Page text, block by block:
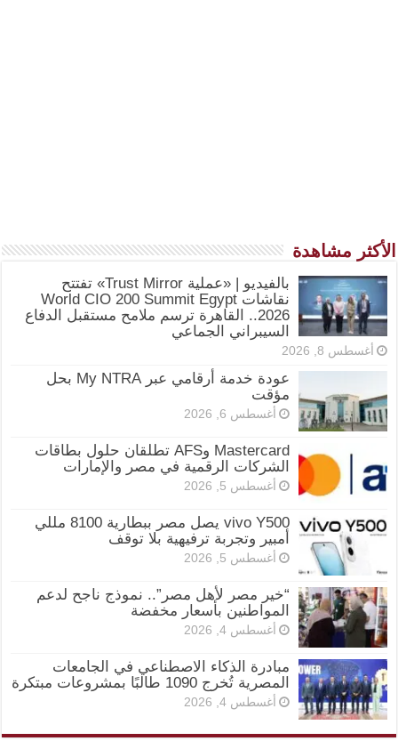
الأكثر مشاهدة
بالفيديو | «عملية Trust Mirror» تفتتح
نقاشات World CIO 200 Summit Egypt
2026.. القاهرة ترسم ملامح مستقبل الدفاع
السيبراني الجماعي
أغسطس 8, 2026
عودة خدمة أرقامي عبر My NTRA بحل
مؤقت
أغسطس 6, 2026
Mastercard وAFS تطلقان حلول بطاقات
الشركات الرقمية في مصر والإمارات
أغسطس 5, 2026
vivo Y500 يصل مصر ببطارية 8100 مللي
أمبير وتجربة ترفيهية بلا توقف
أغسطس 5, 2026
“خير مصر لأهل مصر”.. نموذج ناجح لدعم
المواطنين بأسعار مخفضة
أغسطس 4, 2026
مبادرة الذكاء الاصطناعي في الجامعات
المصرية تُخرج 1090 طالبًا بمشروعات مبتكرة
أغسطس 4, 2026